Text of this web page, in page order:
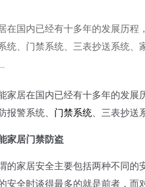
在国内已经有十多年的发展历
统、门禁系统、三表抄送系统、
居在国内已经有十多年的发展
报警系统、 门禁系统、三表抄送
家居门禁防盗
家居安全主要包括两种不同的
安全时谈得最多的就是前者，而